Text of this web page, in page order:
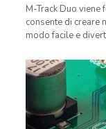
M-Track Duo viene
consente di creare
modo facile e